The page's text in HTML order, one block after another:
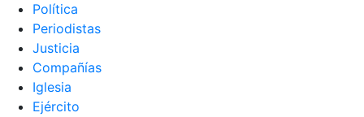
Política
Periodistas
Justicia
Compañías
Iglesia
Ejército